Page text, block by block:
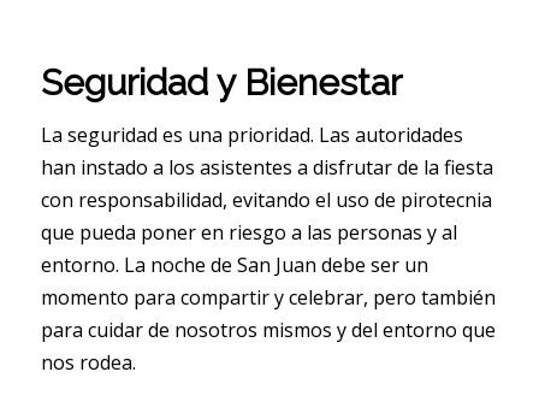
Seguridad y Bienestar
La seguridad es una prioridad. Las autoridades
han instado a los asistentes a disfrutar de la fiesta
con responsabilidad, evitando el uso de pirotecnia
que pueda poner en riesgo a las personas y al
entorno. La noche de San Juan debe ser un
momento para compartir y celebrar, pero también
para cuidar de nosotros mismos y del entorno que
nos rodea.